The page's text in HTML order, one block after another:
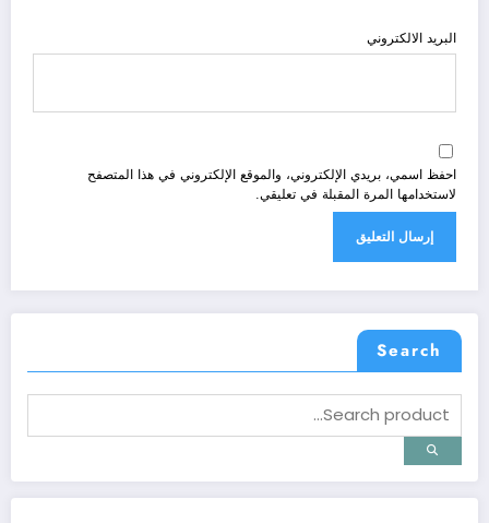
البريد الالكتروني
احفظ اسمي، بريدي الإلكتروني، والموقع الإلكتروني في هذا المتصفح
لاستخدامها المرة المقبلة في تعليقي.
Search